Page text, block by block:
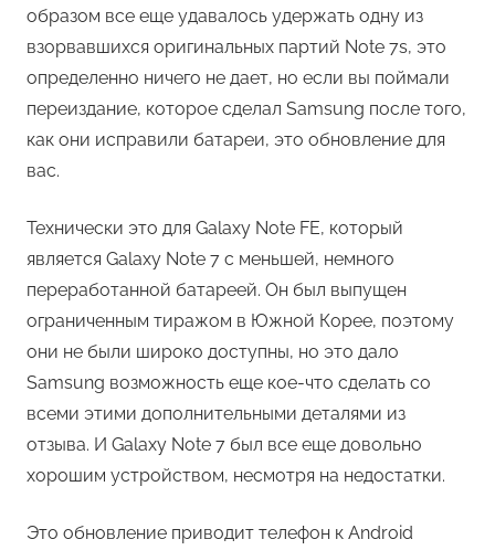
образом все еще удавалось удержать одну из
взорвавшихся оригинальных партий Note 7s, это
определенно ничего не дает, но если вы поймали
переиздание, которое сделал Samsung после того,
как они исправили батареи, это обновление для
вас.
Технически это для Galaxy Note FE, который
является Galaxy Note 7 с меньшей, немного
переработанной батареей. Он был выпущен
ограниченным тиражом в Южной Корее, поэтому
они не были широко доступны, но это дало
Samsung возможность еще кое-что сделать со
всеми этими дополнительными деталями из
отзыва. И Galaxy Note 7 был все еще довольно
хорошим устройством, несмотря на недостатки.
Это обновление приводит телефон к Android